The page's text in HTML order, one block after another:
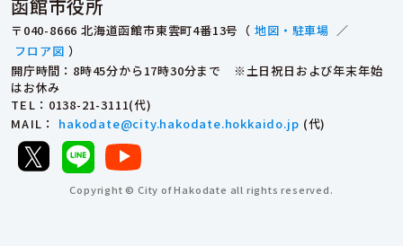
函館市役所
〒040-8666 北海道函館市東雲町4番13号（ 地図・駐車場 ／
フロア図 ）
開庁時間：8時45分から17時30分まで ※土日祝日および年末年始
はお休み
TEL ：0138-21-3111(代)
MAIL ： hakodate@city.hakodate.hokkaido.jp (代)
Copyright © City of Hakodate all rights reserved.